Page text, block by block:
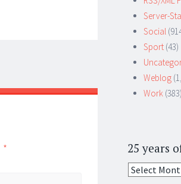
*
Server-
Social
Sport (43)
Weblog
Work (383)
25 years
25